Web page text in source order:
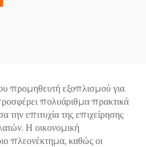
προμηθευτή εξοπλισμού για
πολυάριθμα πρακτικά
επιτυχία της επιχείρησης
Η οικονομική
πλεονέκτημα, καθώς οι